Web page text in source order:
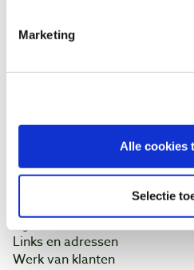
Marketing
Alle cookies
Selectie
Retourneren
Garantie
Ontdek IJsseloord 1
Agenda
Links en adressen
Werk van klanten